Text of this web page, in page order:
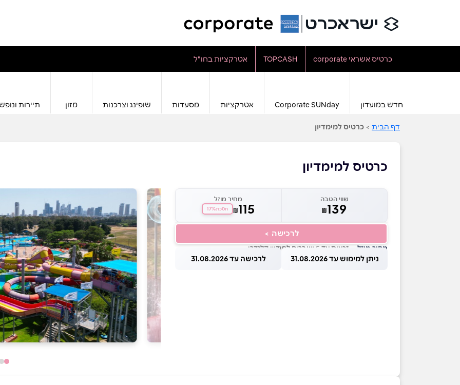
כרטיס אשראי corporate TOPCASH אטרקציות בחו"ל
חדש במועדון Corporate SUNday אטרקציות מסעדות שופינג וצרכנות מזון תיירות
דף הבית > כרטיס למימדיון
כרטיס למימדיון
שווי הטבה
₪139
מחיר מוזל
₪115 חסכת17%
לרכישה >
מחיר מוזל — זכאות עד 5 שוברים לחודש קלנדרי
ניתן למימוש עד 31.08.2026 לרכישה עד 31.08.2026